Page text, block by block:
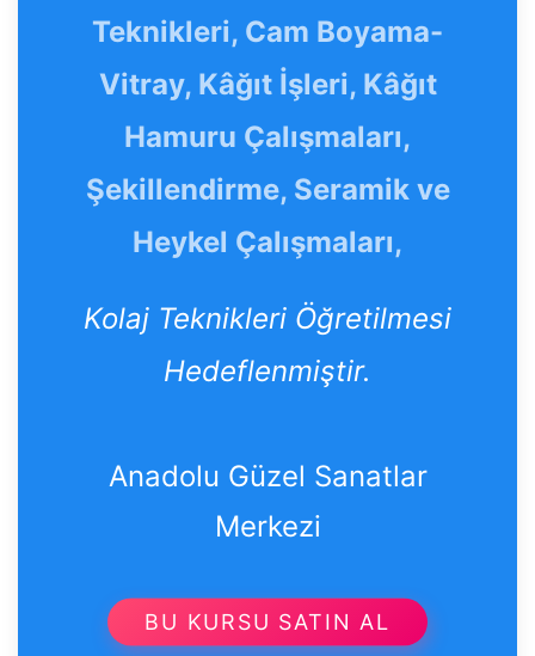
Teknikleri, Cam Boyama-
Vitray, Kâğıt İşleri, Kâğıt
Hamuru Çalışmaları,
Şekillendirme, Seramik ve
Heykel Çalışmaları,
Kolaj Teknikleri Öğretilmesi
Hedeflenmiştir.
Anadolu Güzel Sanatlar
Merkezi
BU KURSU SATIN AL